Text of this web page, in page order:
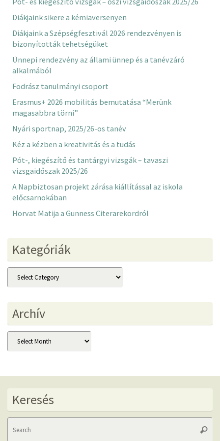
Diákjaink sikere a kémiaversenyen
Diákjaink a Szépségfesztivál 2026 rendezvényen is
bizonyították tehetségüket
Ünnepi rendezvény az állami ünnep és a tanévzáró
alkalmából
Fodrász tanulmányi csoport
Erasmus+ 2026 mobilitás bemutatása “Merünk
magasabbra törni”
Nyári sportnap, 2025/26-os tanév
Kéz a kézben a kreativitás és a tudás
Pót-, kiegészítő és tantárgyi vizsgák – tavaszi
vizsgaidőszak 2025/26
A Napbiztosan projekt zárása kiállítással az iskola
előcsarnokában
Horvat Matija a Gunness Citerarekordról
Kategóriák
Kategóriák
Archív
Archív
Keresés